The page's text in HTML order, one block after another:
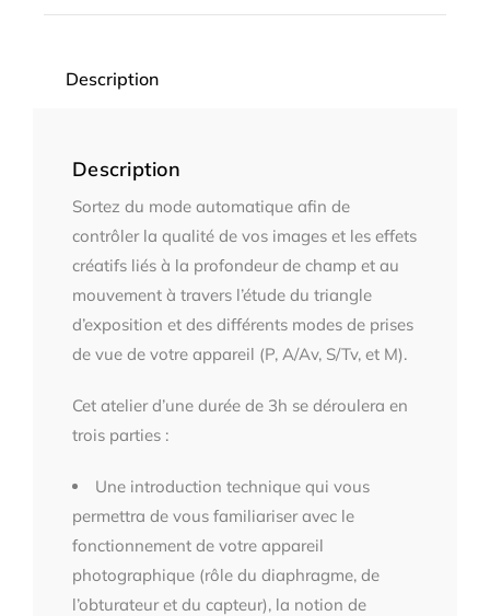
Description
Description
Sortez du mode automatique afin de
contrôler la qualité de vos images et les effets
créatifs liés à la profondeur de champ et au
mouvement à travers l’étude du triangle
d’exposition et des différents modes de prises
de vue de votre appareil (P, A/Av, S/Tv, et M).
Cet atelier d’une durée de 3h se déroulera en
trois parties :
Une introduction technique qui vous
permettra de vous familiariser avec le
fonctionnement de votre appareil
photographique (rôle du diaphragme, de
l’obturateur et du capteur), la notion de